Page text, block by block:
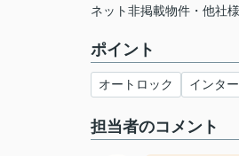
ネット非掲載物件・他社
ポイント
オートロック インタ
担当者のコメント